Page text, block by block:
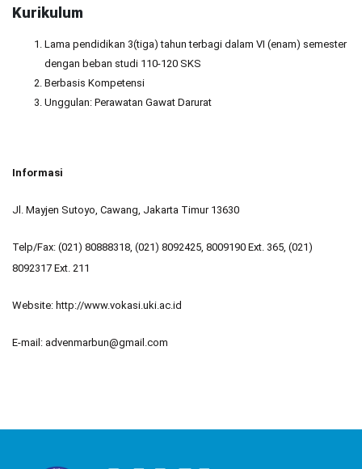
Kurikulum
Lama pendidikan 3(tiga) tahun terbagi dalam VI (enam) semester
dengan beban studi 110-120 SKS
Berbasis Kompetensi
Unggulan: Perawatan Gawat Darurat
Informasi
Jl. Mayjen Sutoyo, Cawang, Jakarta Timur 13630
Telp/Fax: (021) 80888318, (021) 8092425, 8009190 Ext. 365, (021)
8092317 Ext. 211
Website: http://www.vokasi.uki.ac.id
E-mail: advenmarbun@gmail.com